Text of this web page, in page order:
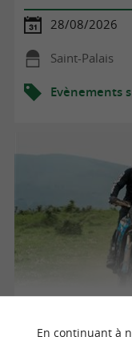
28/08/2026
Saint-Palais
Evènements
En continuant à